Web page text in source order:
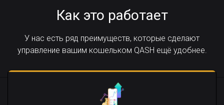
Как это работает
У нас есть ряд преимуществ, которые сделают
управление вашим кошельком QASH ещё удобнее.